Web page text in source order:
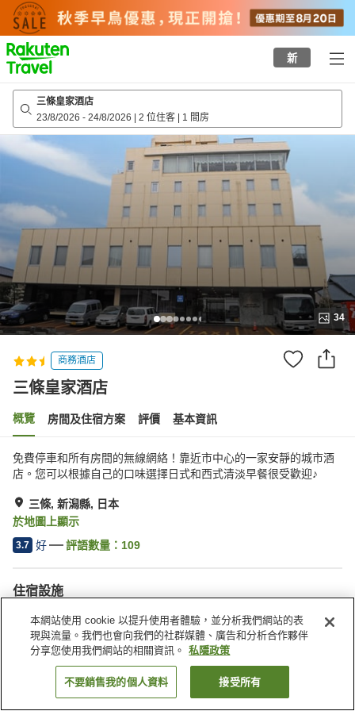
to
top
page
新
三條皇家酒店
23/8/2026 - 24/8/2026 | 2 位住客 | 1 間房
34
商務酒店
三條皇家酒店
概覽 房間及住宿方案 評價 基本資訊
免費停車和所有房間的無線網絡！靠近市中心的一家安靜的城市酒
店。您可以根據自己的口味選擇日式和西式清淡早餐很受歡迎♪
三條, 新潟縣, 日本
於地圖上顯示
3.7 好 評語數量： 109
住宿設施
停車場
自動販賣機
會議室
宴會廳
找客房
本網站使用 cookie 以提升使用者體驗，並分析我們網站的表
現與流量。我們也會向我們的社群媒體、廣告和分析合作夥伴
分享您使用我們網站的相關資訊。
私隱政策
不要銷售我的個人資料 接受所有